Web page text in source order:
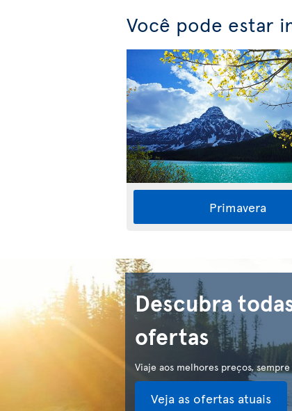
Você pode estar
Primavera
Descubra
ofertas
Viaje aos melhores preços, sempre
Veja as ofertas atuais